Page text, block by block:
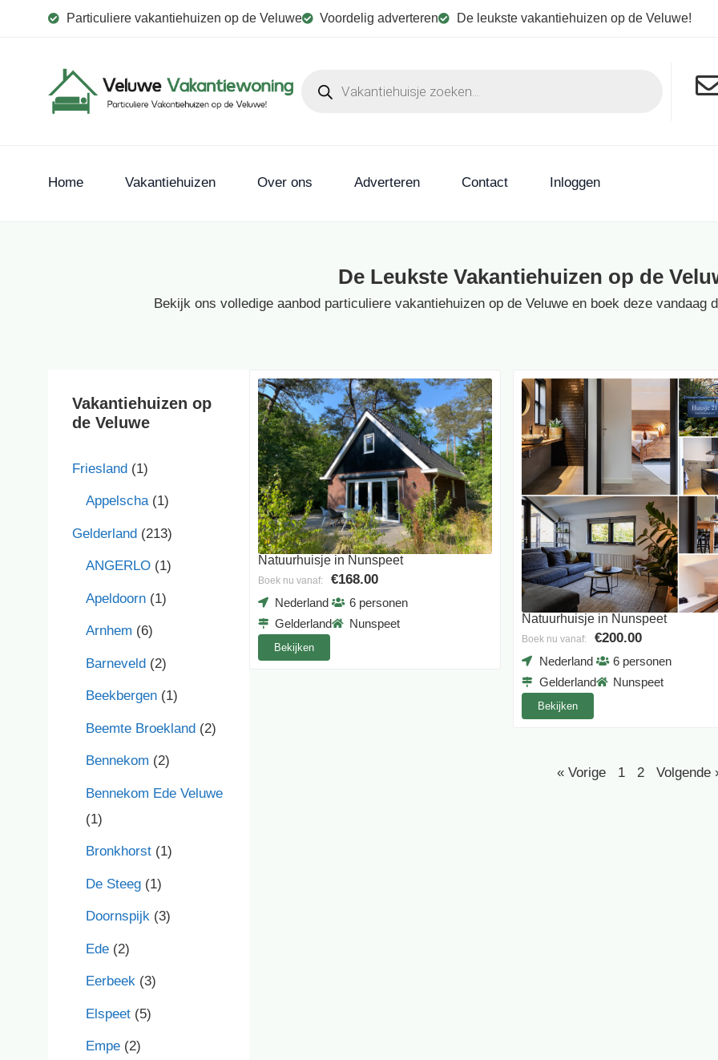
Particuliere vakantiehuizen op de Veluwe Voordelig adverteren De leukste vakantiehuizen op de Veluwe!
Home Vakantiehuizen Over ons Adverteren Contact Inloggen
De Leukste Vakantiehuizen op de
Bekijk ons volledige aanbod particuliere vakantiehuizen op de Veluwe en boek deze vandaag
Vakantiehuizen op
de Veluwe
Friesland (1)
Appelscha (1)
Gelderland (213)
ANGERLO (1)
Apeldoorn (1)
Arnhem (6)
Barneveld (2)
Beekbergen (1)
Beemte Broekland (2)
Bennekom (2)
Bennekom Ede Veluwe
(1)
Bronkhorst (1)
De Steeg (1)
Doornspijk (3)
Ede (2)
Eerbeek (3)
Elspeet (5)
Empe (2)
Natuurhuisje in Nunspeet
Boek nu vanaf: €168.00
Nederland
Gelderland
6 personen
Nunspeet
Bekijken
Natuurhuisje in Nunspeet
Boek nu vanaf: €200.00
Nederland
Gelderland
6 personen
Nunspeet
Bekijken
« Vorige 1 2 Volgende